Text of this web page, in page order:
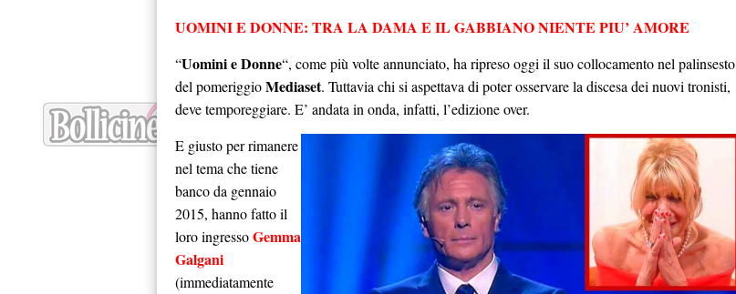
UOMINI E DONNE: TRA LA DAMA E IL GABBIANO NIENTE PIU’ AMORE
“Uomini e Donne“, come più volte annunciato, ha ripreso oggi il suo collocamento nel palinsesto
del pomeriggioMediaset. Tuttavia chi si aspettava di poter osservare la discesa dei nuovi tronisti,
deve temporeggiare. E’ andata in onda, infatti, l’edizione over.
E giusto per rimanere
nel tema che tiene
banco da gennaio
2015, hanno fatto il
loro ingressoGemma
Galgani
(immediatamente